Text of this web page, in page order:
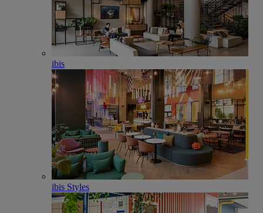
ibis
ibis Styles